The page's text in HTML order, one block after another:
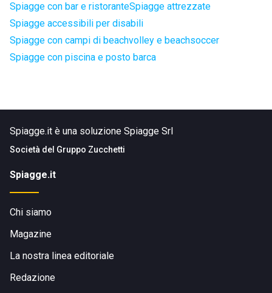
Spiagge con bar e ristoranteSpiagge attrezzate
Spiagge accessibili per disabili
Spiagge con campi di beachvolley e beachsoccer
Spiagge con piscina e posto barca
Spiagge.it è una soluzione Spiagge Srl
Società del Gruppo Zucchetti
Spiagge.it
Chi siamo
Magazine
La nostra linea editoriale
Redazione